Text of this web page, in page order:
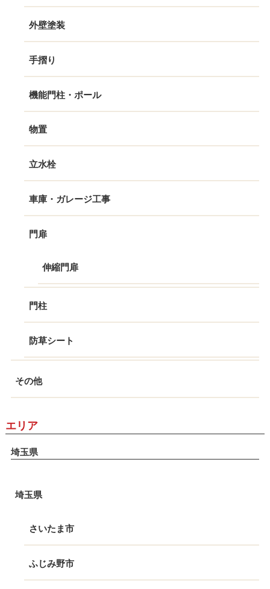
外壁塗装
手摺り
機能門柱・ポール
物置
立水栓
車庫・ガレージ工事
門扉
伸縮門扉
門柱
防草シート
その他
エリア
埼玉県
埼玉県
さいたま市
ふじみ野市